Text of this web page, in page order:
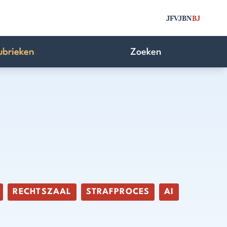
JFVJBNBJ
Zoeken
RECHTSZAAL STRAFPROCES AI